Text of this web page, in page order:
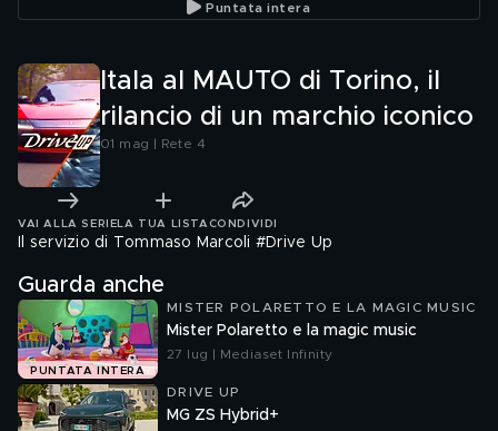
Puntata intera
Itala al MAUTO di Torino, il
rilancio di un marchio iconico
01 mag | Rete 4
VAI ALLA SERIE LA TUA LISTA CONDIVIDI
Il servizio di Tommaso Marcoli #Drive Up
Guarda anche
PUNTATA INTERA
MISTER POLARETTO E LA MAGIC MUSIC
Mister Polaretto e la magic music
27 lug | Mediaset Infinity
DRIVE UP
MG ZS Hybrid+